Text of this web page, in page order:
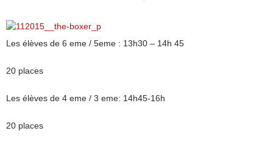
Les élèves de 6 eme / 5eme : 13h30 – 14h 45
20 places
Les élèves de 4 eme / 3 eme: 14h45-16h
20 places